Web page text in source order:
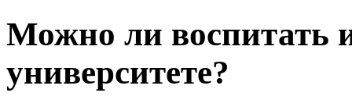
Можно ли воспитать
университете?